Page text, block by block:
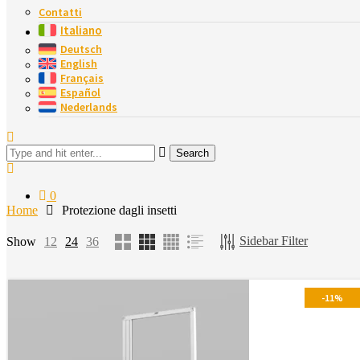
Contatti
Italiano
Deutsch
English
Français
Español
Nederlands
Search
0
Home
Protezione dagli insetti
Show 12 24 36 Sidebar Filter
-11%